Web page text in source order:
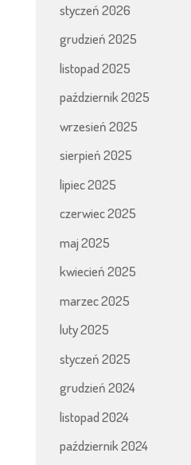
styczeń 2026
grudzień 2025
listopad 2025
październik 2025
wrzesień 2025
sierpień 2025
lipiec 2025
czerwiec 2025
maj 2025
kwiecień 2025
marzec 2025
luty 2025
styczeń 2025
grudzień 2024
listopad 2024
październik 2024